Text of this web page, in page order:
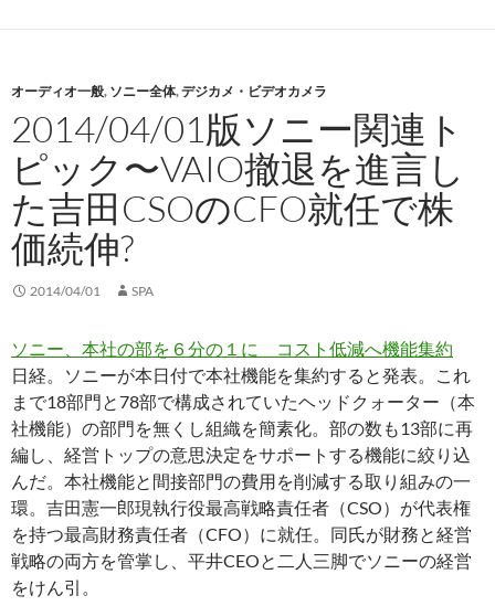
オーディオ一般, ソニー全体,デジカメ・ビデオカメラ
2014/04/01版ソニー関連ト
ピック〜VAIO撤退を進言し
た吉田CSOのCFO就任で株
価続伸?
2014/04/01 SPA
ソニー、本社の部を６分の１に コスト低減へ機能集約
日経。ソニーが本日付で本社機能を集約すると発表。これ
まで18部門と78部で構成されていたヘッドクォーター（本
社機能）の部門を無くし組織を簡素化。部の数も13部に再
編し、経営トップの意思決定をサポートする機能に絞り込
んだ。本社機能と間接部門の費用を削減する取り組みの一
環。吉田憲一郎現執行役最高戦略責任者（CSO）が代表権
を持つ最高財務責任者（CFO）に就任。同氏が財務と経営
戦略の両方を管掌し、平井CEOと二人三脚でソニーの経営
をけん引。